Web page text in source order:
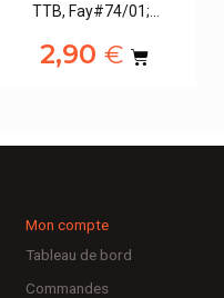
TTB, Fay#74/01;…
2,90 €
Mon compte
Tableau de bord
Commandes